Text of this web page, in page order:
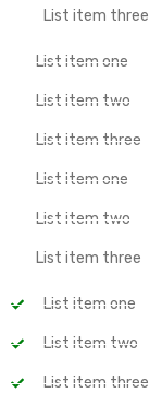
List item three
List item one
List item two
List item three
List item one
List item two
List item three
List item one
List item two
List item three